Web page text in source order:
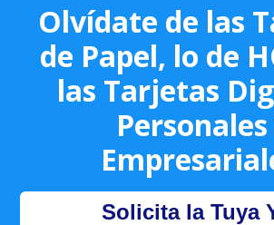
Olvídate de las
de Papel, lo de
las Tarjetas
Solicita la Tuya